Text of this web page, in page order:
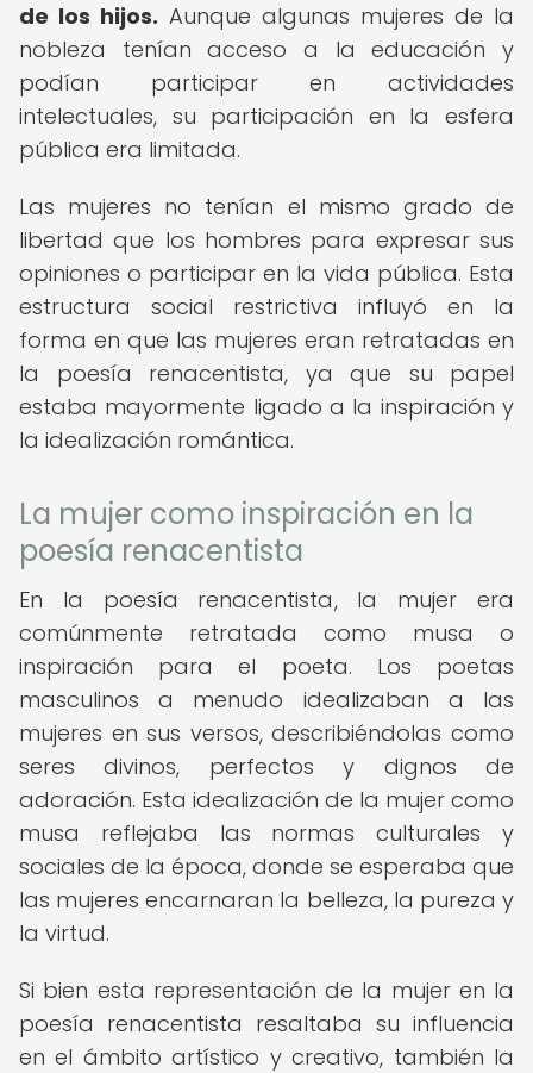
de los hijos. Aunque algunas mujeres de la
nobleza tenían acceso a la educación y
podían participar en actividades
intelectuales, su participación en la esfera
pública era limitada.
Las mujeres no tenían el mismo grado de
libertad que los hombres para expresar sus
opiniones o participar en la vida pública. Esta
estructura social restrictiva influyó en la
forma en que las mujeres eran retratadas en
la poesía renacentista, ya que su papel
estaba mayormente ligado a la inspiración y
la idealización romántica.
La mujer como inspiración en la
poesía renacentista
En la poesía renacentista, la mujer era
comúnmente retratada como musa o
inspiración para el poeta. Los poetas
masculinos a menudo idealizaban a las
mujeres en sus versos, describiéndolas como
seres divinos, perfectos y dignos de
adoración. Esta idealización de la mujer como
musa reflejaba las normas culturales y
sociales de la época, donde se esperaba que
las mujeres encarnaran la belleza, la pureza y
la virtud.
Si bien esta representación de la mujer en la
poesía renacentista resaltaba su influencia
en el ámbito artístico y creativo, también la